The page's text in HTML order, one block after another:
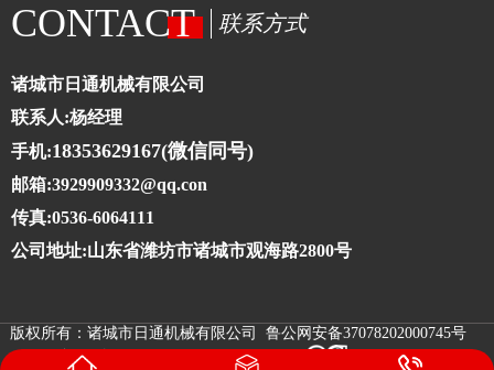
CONTACT 联系方式
诸城市日通机械有限公司
联系人:杨经理
手机:18353629167(微信同号)
邮箱:3929909332@qq.con
传真:0536-6064111
公司地址:山东省潍坊市诸城市观海路2800号
版权所有：诸城市日通机械有限公司 鲁公网安备37078202000745号
鲁ICP备10025273号-4